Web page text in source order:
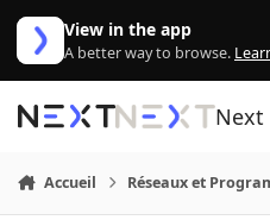
Aller au contenu
View in the app
A better way to browse.
Next
Accueil Réseaux et